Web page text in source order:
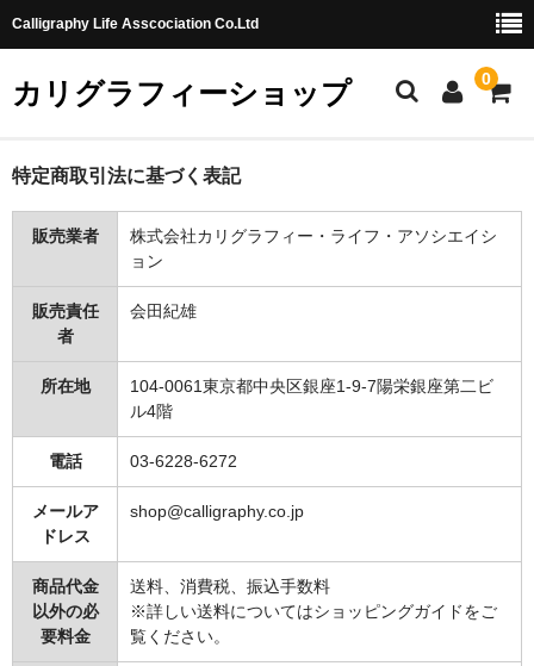
Calligraphy Life Asscociation Co.Ltd
カリグラフィーショップ 0
ホーム
ショッピングガイド
お問合せ
特定商取引法に基づく表記
販売業者
株式会社カリグラフィー・ライフ・アソシエイシ
ョン
販売責任
者
会田紀雄
所在地
104-0061東京都中央区銀座1-9-7陽栄銀座第二ビ
ル4階
電話 03-6228-6272
メールア
ドレス
shop@calligraphy.co.jp
商品代金
以外の必
要料金
送料、消費税、振込手数料
※詳しい送料についてはショッピングガイドをご
覧ください。